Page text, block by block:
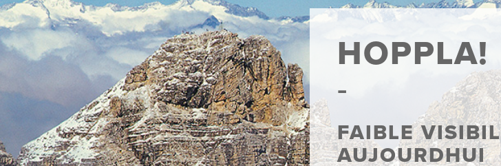
HOPPLA!
FAIBLE
AUJOURDHUI